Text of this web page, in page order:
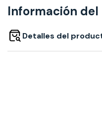
Información
Detalles del